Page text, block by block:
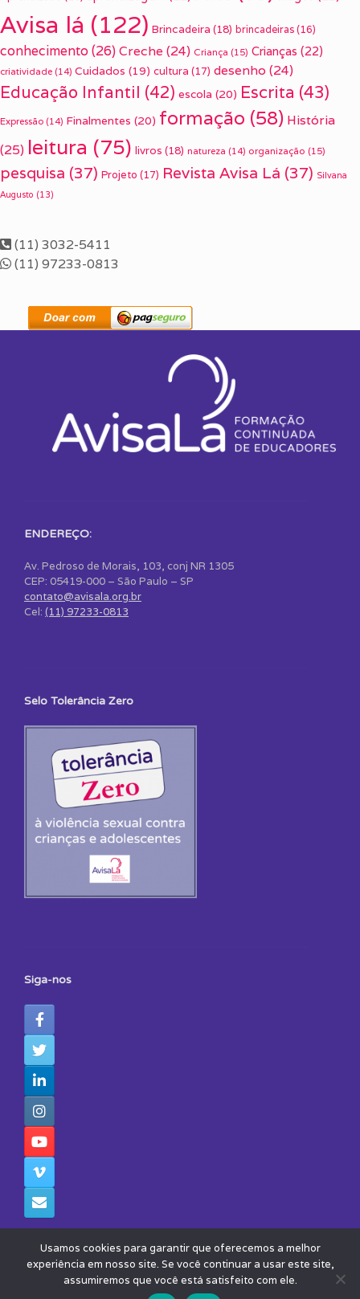
Avisa lá (122) Brincadeira (18) brincadeiras (16)
conhecimento(26) Creche (24) Criança (15) Crianças (22)
criatividade (14) Cuidados (19) cultura (17) desenho (24)
Educação Infantil (42) escola (20) Escrita (43)
Expressão (14) Finalmentes (20) formação (58) História
(25) leitura (75) livros (18) natureza (14) organização (15)
pesquisa (37) Projeto (17) Revista Avisa Lá (37) Silvana
Augusto (13)
(11) 3032-5411
(11) 97233-0813
ENDEREÇO:
Av. Pedroso de Morais, 103, conj NR 1305
CEP: 05419-000 – São Paulo – SP
contato@avisala.org.br
Cel: (11) 97233-0813
Selo Tolerância Zero
Siga-nos
© 2026 - Todos os Direitos Reservados - Instituto Avisa Lá
Theme by
Usamos cookies para garantir que oferecemos a melhor
experiência em nosso site. Se você continuar a usar este site,
assumiremos que você está satisfeito com ele.